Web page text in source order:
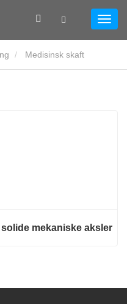
Medisinsk skaft
mekaniske aksler